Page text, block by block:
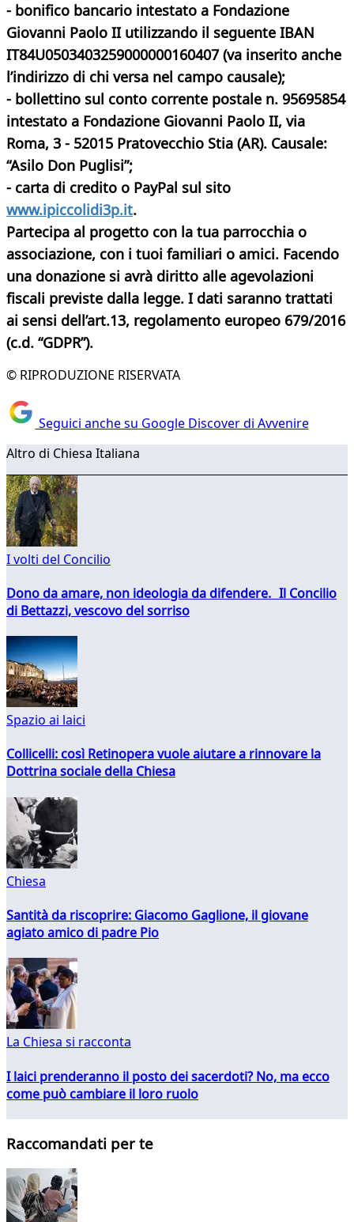
- bonifico bancario intestato a Fondazione
Giovanni Paolo II utilizzando il seguente IBAN
IT84U0503403259000000160407 (va inserito anche
l’indirizzo di chi versa nel campo causale);
- bollettino sul conto corrente postale n. 95695854
intestato a Fondazione Giovanni Paolo II, via
Roma, 3 - 52015 Pratovecchio Stia (AR). Causale:
“Asilo Don Puglisi”;
- carta di credito o PayPal sul sito
www.ipiccolidi3p.it.
Partecipa al progetto con la tua parrocchia o
associazione, con i tuoi familiari o amici. Facendo
una donazione si avrà diritto alle agevolazioni
fiscali previste dalla legge. I dati saranno trattati
ai sensi dell’art.13, regolamento europeo 679/2016
(c.d. “GDPR”).
© RIPRODUZIONE RISERVATA
Seguici anche su Google Discover di Avvenire
Altro di Chiesa Italiana
I volti del Concilio
Dono da amare, non ideologia da difendere. Il Concilio
di Bettazzi, vescovo del sorriso
Spazio ai laici
Collicelli: così Retinopera vuole aiutare a rinnovare la
Dottrina sociale della Chiesa
Chiesa
Santità da riscoprire: Giacomo Gaglione, il giovane
agiato amico di padre Pio
La Chiesa si racconta
I laici prenderanno il posto dei sacerdoti? No, ma ecco
come può cambiare il loro ruolo
Raccomandati per te